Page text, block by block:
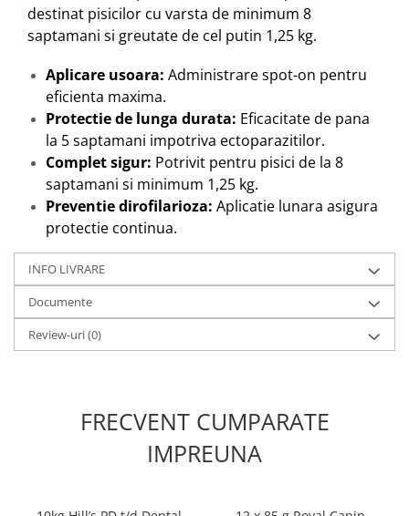
destinat pisicilor cu varsta de minimum 8
saptamani si greutate de cel putin 1,25 kg.
Aplicare usoara: Administrare spot-on pentru
eficienta maxima.
Protectie de lunga durata: Eficacitate de pana
la 5 saptamani impotriva ectoparazitilor.
Complet sigur: Potrivit pentru pisici de la 8
saptamani si minimum 1,25 kg.
Preventie dirofilarioza: Aplicatie lunara asigura
protectie continua.
INFO LIVRARE
Documente
Review-uri(0)
FRECVENT CUMPARATE
IMPREUNA